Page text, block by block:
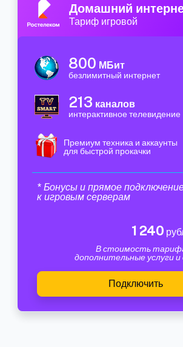
Домашний
Тариф игровой
800 МБит
безлимитный интернет
213 каналов
интерактивное телевидение
Премиум техника и аккаунты
для быстрой прокачки
* Бонусы и прямое
к игровым серверам
1 240
В стоимость
дополнительные услуги и
Подключить